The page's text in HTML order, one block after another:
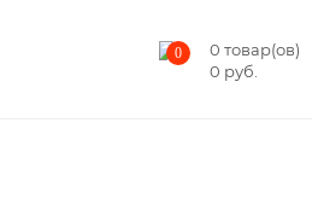
0 0 товар(ов)
0 руб.